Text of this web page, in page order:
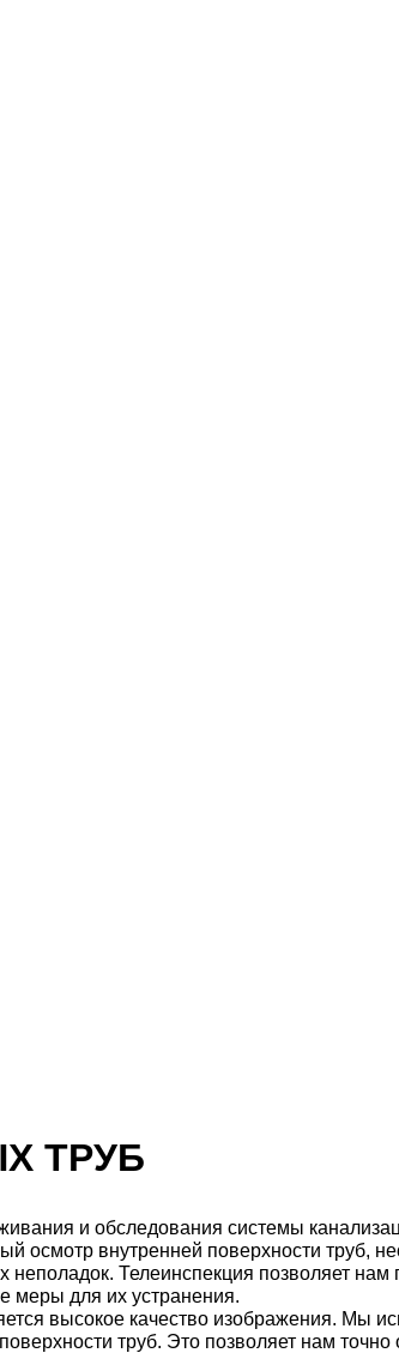
ТРУБ
и обследования системы
осмотр внутренней поверхности труб,
Телеинспекция позволяет нам
меры для их устранения.
высокое качество изображения. Мы
труб. Это позволяет нам точно